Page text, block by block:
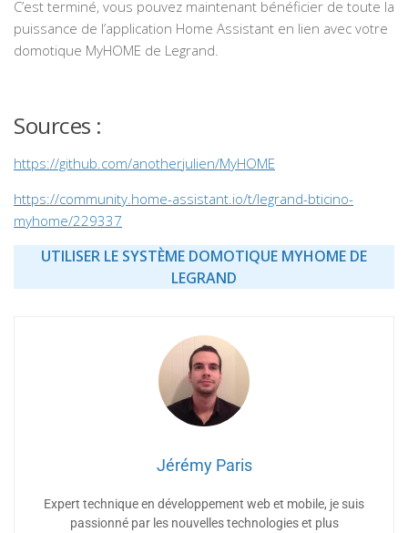
C’est terminé, vous pouvez maintenant bénéficier de toute la
puissance de l’application Home Assistant en lien avec votre
domotique MyHOME de Legrand.
Sources :
https://github.com/anotherjulien/MyHOME
https://community.home-assistant.io/t/legrand-bticino-
myhome/229337
UTILISER LE SYSTÈME DOMOTIQUE MYHOME DE
LEGRAND
Jérémy Paris
Expert technique en développement web et mobile, je suis
passionné par les nouvelles technologies et plus